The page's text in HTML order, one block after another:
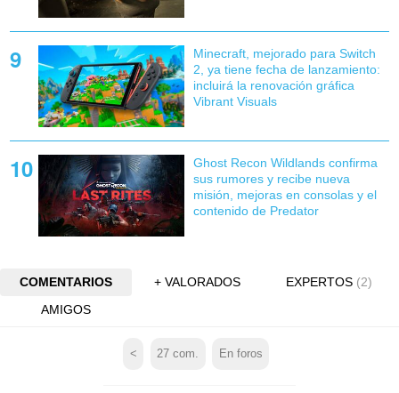
Minecraft, mejorado para Switch
2, ya tiene fecha de lanzamiento:
incluirá la renovación gráfica
Vibrant Visuals
Ghost Recon Wildlands confirma
sus rumores y recibe nueva
misión, mejoras en consolas y el
contenido de Predator
COMENTARIOS + VALORADOS EXPERTOS (2)
AMIGOS
< 27 com. En foros